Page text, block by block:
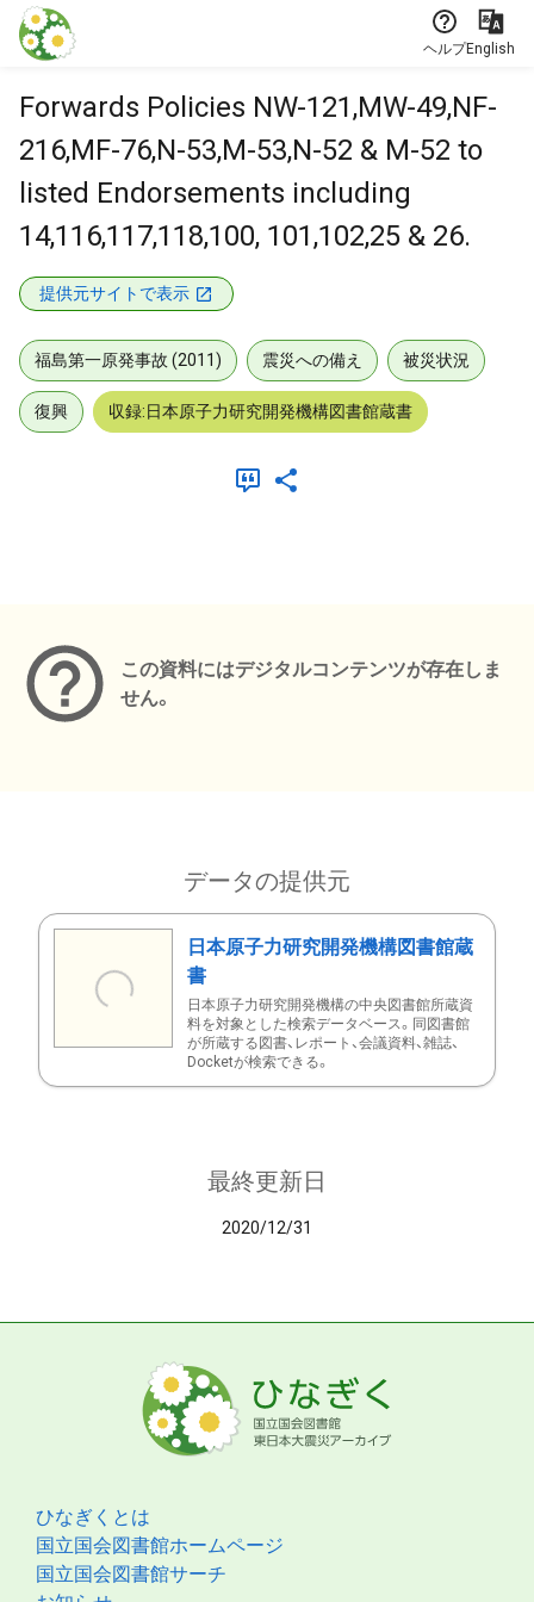
本文に飛ぶ
ヘルプEnglish
Forwards Policies NW-121,MW-49,NF-
216,MF-76,N-53,M-53,N-52 & M-52 to
listed Endorsements including
14,116,117,118,100, 101,102,25 & 26.
提供元サイトで表示
福島第一原発事故 (2011) 震災への備え 被災状況
復興 収録:日本原子力研究開発機構図書館蔵書
この資料にはデジタルコンテンツが存在しま
せん。
データの提供元
日本原子力研究開発機構図書館蔵
書
日本原子力研究開発機構の中央図書館所蔵資
料を対象とした検索データベース。同図書館
が所蔵する図書、レポート、会議資料、雑誌、
Docketが検索できる。
最終更新日
2020/12/31
ひなぎくとは
国立国会図書館ホームページ
国立国会図書館サーチ